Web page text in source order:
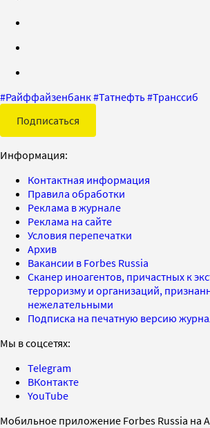
#Райффайзенбанк#Татнефть#Транссиб
Подписаться
Информация:
Контактная информация
Правила обработки
Реклама в журнале
Реклама на сайте
Условия перепечатки
Архив
Вакансии в Forbes Russia
Сканер иноагентов, причастных к
терроризму и организаций,
нежелательными
Подписка на печатную версию
Мы в соцсетях:
Telegram
ВКонтакте
YouTube
Мобильное приложение Forbes Russia на